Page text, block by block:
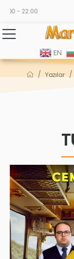
- 22:00
EN
/ Yazılar /